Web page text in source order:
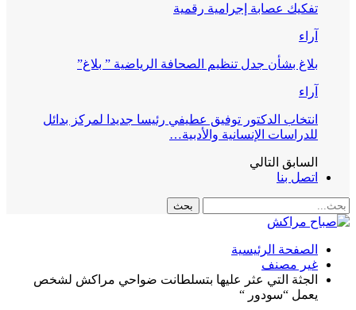
تفكيك عصابة إجرامية رقمية
آراء
بلاغ بشأن جدل تنظيم الصحافة الرياضية ” بلاغ”
آراء
انتخاب الدكتور توفيق عطيفي رئيسا جديدا لمركز بدائل
للدراسات الإنسانية والأدبية…
السابق التالي
اتصل بنا
الصفحة الرئيسية
غير مصنف
الجثة التي عثر عليها بتسلطانت ضواحي مراكش لشخص
يعمل “سودور “